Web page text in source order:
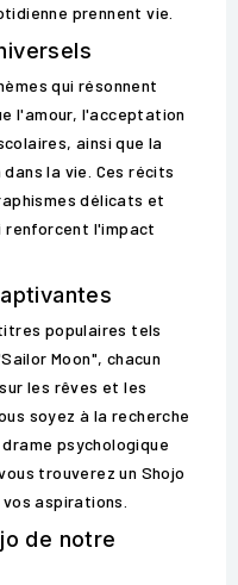
prennent vie.
qui résonnent
l'amour, l'acceptation
ainsi que la
la vie. Ces récits
délicats et
l'impact
populaires tels
Moon", chacun
les rêves et les
soyez à la recherche
psychologique
trouverez un Shojo
aspirations.
de notre